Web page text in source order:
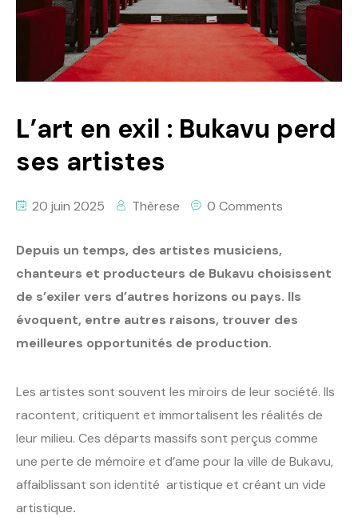
Politique
Technologies
L’art en exil : Bukavu perd
ses artistes
20 juin 2025 Thèrese 0 Comments
Depuis un temps, des artistes musiciens,
chanteurs et producteurs de Bukavu choisissent
de s’exiler vers d’autres horizons ou pays. Ils
évoquent, entre autres raisons, trouver des
meilleures opportunités de production.
Les artistes sont souvent les miroirs de leur société. Ils
racontent, critiquent et immortalisent les réalités de
leur milieu. Ces départs massifs sont perçus comme
une perte de mémoire et d’ame pour la ville de Bukavu,
affaiblissant son identité artistique et créant un vide
artistique.